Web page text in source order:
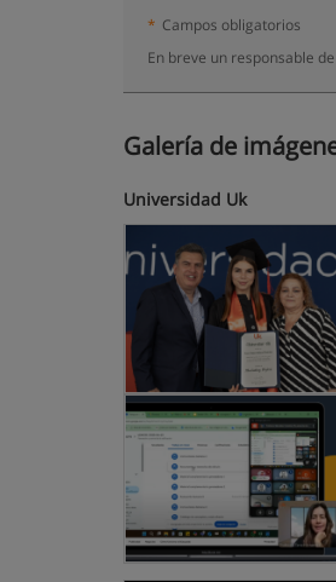
* Campos obligatorios
En breve un responsable
Galería de
Universidad Uk